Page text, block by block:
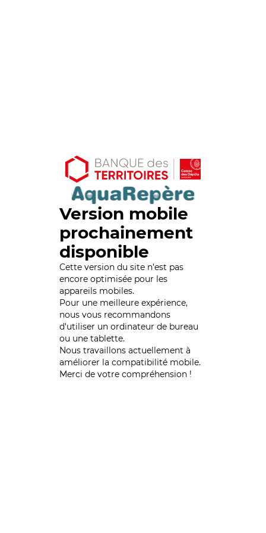
Version mobile
prochainement
disponible
Cette version du site n’est pas
encore optimisée pour les
appareils mobiles.
Pour une meilleure expérience,
nous vous recommandons
d'utiliser un ordinateur de bureau
ou une tablette.
Nous travaillons actuellement à
améliorer la compatibilité mobile.
Merci de votre compréhension !